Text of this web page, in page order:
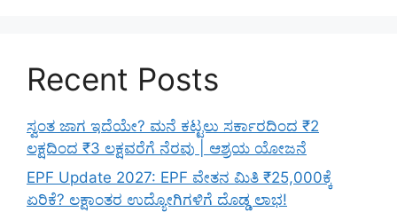
Recent Posts
ಸ್ವಂತ ಜಾಗ ಇದೆಯೇ? ಮನೆ ಕಟ್ಟಲು ಸರ್ಕಾರದಿಂದ ₹2
ಲಕ್ಷದಿಂದ ₹3 ಲಕ್ಷವರೆಗೆ ನೆರವು | ಆಶ್ರಯ ಯೋಜನೆ
EPF Update 2027: EPF ವೇತನ ಮಿತಿ ₹25,000ಕ್ಕೆ
ಏರಿಕೆ? ಲಕ್ಷಾಂತರ ಉದ್ಯೋಗಿಗಳಿಗೆ ದೊಡ್ಡ ಲಾಭ!